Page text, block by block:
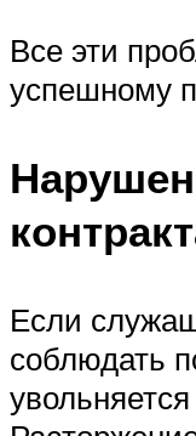
Все эти
успешному
Если
соблюдать